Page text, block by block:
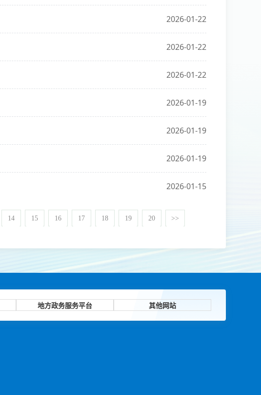
2026-01-22
2026-01-22
2026-01-22
2026-01-19
2026-01-19
2026-01-19
2026-01-15
14 15 16 17 18 19 20 >>
地方政务服务平台 其他网站